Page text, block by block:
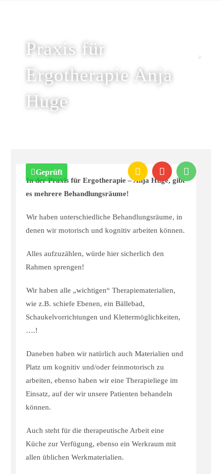
Praxis für
Ergotherapie Anja
Huge
Geprüft
In der Praxis für Ergotherapie – Anja Huge, gibt
es mehrere Behandlungsräume!
Wir haben unterschiedliche Behandlungsräume, in
denen wir motorisch und kognitiv arbeiten können.
Alles aufzuzählen, würde hier sicherlich den
Rahmen sprengen!
Wir haben alle „wichtigen“ Therapiematerialien,
wie z.B. schiefe Ebenen, ein Bällebad,
Schaukelvorrichtungen und Klettermöglichkeiten,
….!
Daneben haben wir natürlich auch Materialien und
Platz um kognitiv und/oder feinmotorisch zu
arbeiten, ebenso haben wir eine Therapieliege im
Einsatz, auf der wir unsere Patienten behandeln
können.
Auch steht für die therapeutische Arbeit eine
Küche zur Verfügung, ebenso ein Werkraum mit
allen üblichen Werkmaterialien.